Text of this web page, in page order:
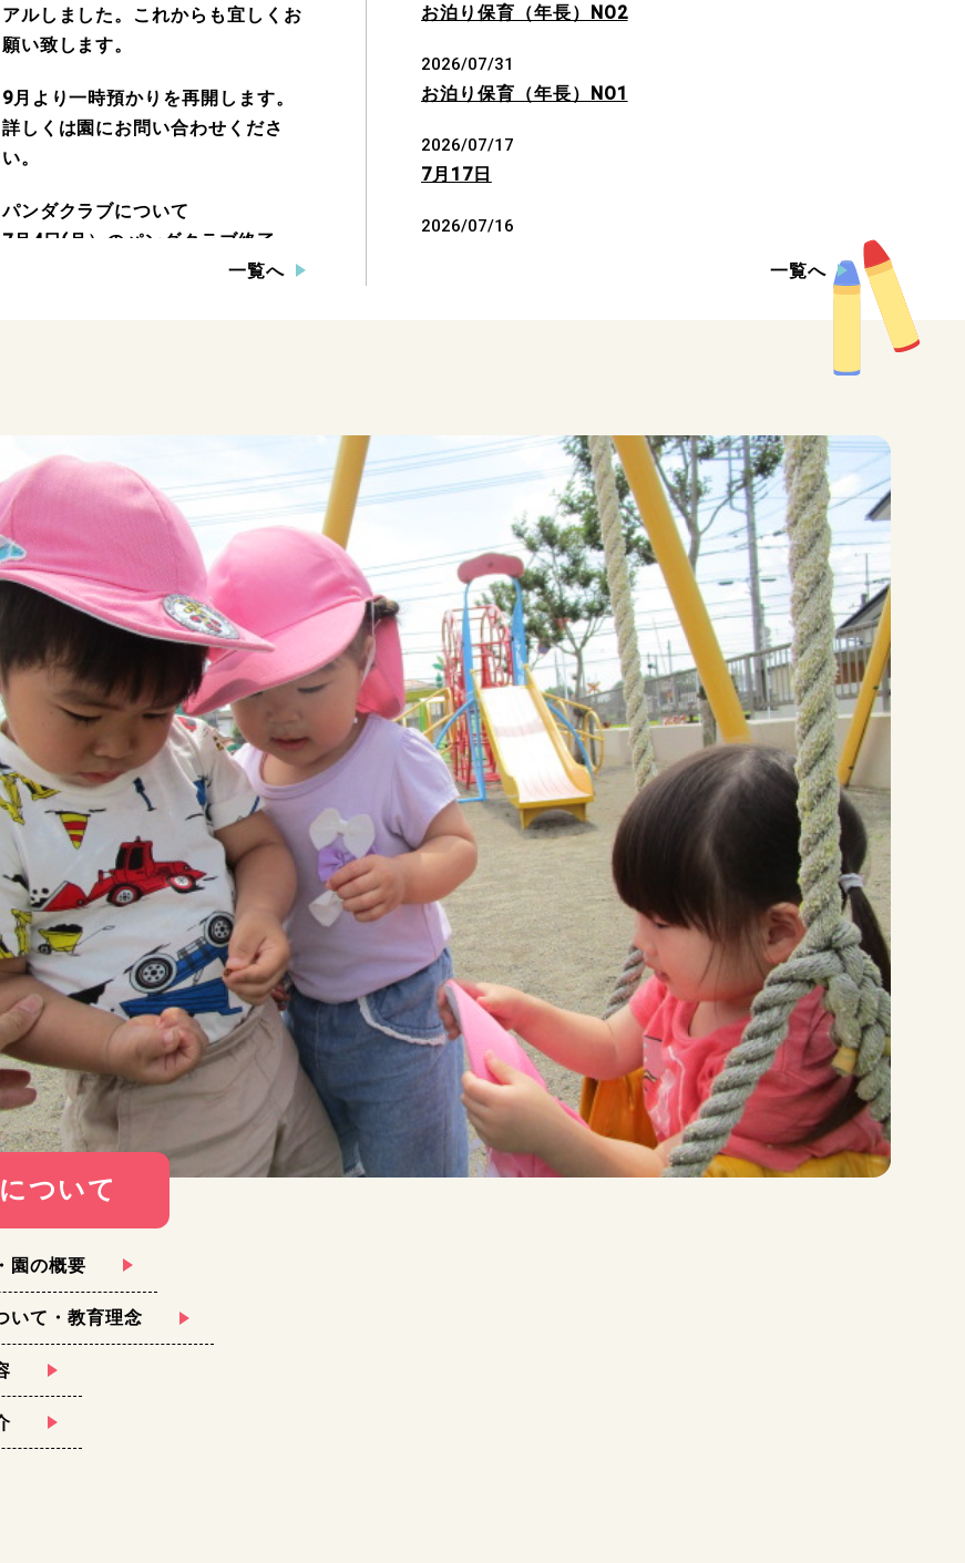
アルしました。これからも宜しくお
願い致します。
9月より一時預かりを再開します。
詳しくは園にお問い合わせくださ
い。
パンダクラブについて
7月4日(月）のパンダクラブ終了
後、11時から短時間ではありますが
一覧へ
お泊り保育（年長）NO2
2026/07/31
お泊り保育（年長）NO1
2026/07/17
7月17日
2026/07/16
一覧へ
ついて
園の概要
いて・教育理念